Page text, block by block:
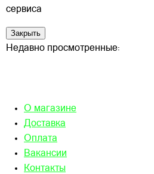
сервиса
Закрыть
Недавно просмотренные:
О магазине
Доставка
Оплата
Вакансии
Контакты